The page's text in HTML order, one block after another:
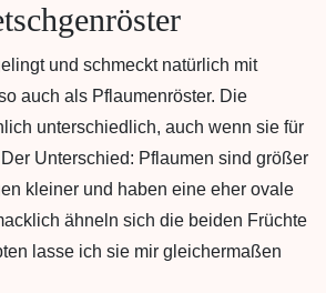
und schmeckt natürlich mit
auch als Pflaumenröster. Die
unterschiedlich, auch wenn sie für
Unterschied: Pflaumen sind größer
kleiner und haben eine eher ovale
ähneln sich die beiden Früchte
lasse ich sie mir gleichermaßen